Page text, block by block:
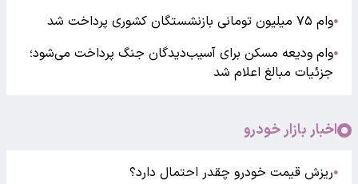
●وام ۷۵ میلیون تومانی بازنشستگان کشوری پرداخت شد
●وام ودیعه مسکن برای آسیب‌دیدگان جنگ پرداخت می‌شود؛
جزئیات مبالغ اعلام شد
اخبار بازار خودرو
●ریزش قیمت خودرو چقدر احتمال دارد؟